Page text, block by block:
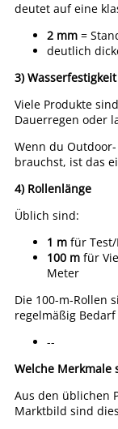
deutet auf eine
2 mm =
deutlich
3)
Viele Produkte sind
Dauerregen oder
Wenn du
brauchst, ist das
4) Rollenlänge
Üblich sind:
1 m für
100 m für
Meter
Die 100-m-Rollen
regelmäßig Bedarf
--
Welche Merkmale
Aus den üblichen
Marktbild sind